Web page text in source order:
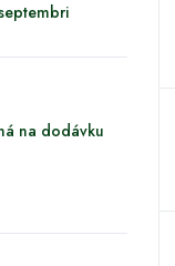
na dodávku